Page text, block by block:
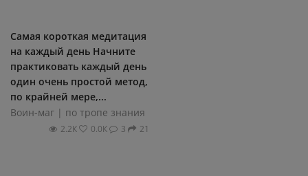
Самая короткая медитация
на каждый день Начните
практиковать каждый день
один очень простой метод,
по крайней мере,...
Воин-маг | по тропе знания
2.2К 0.0К 3 21